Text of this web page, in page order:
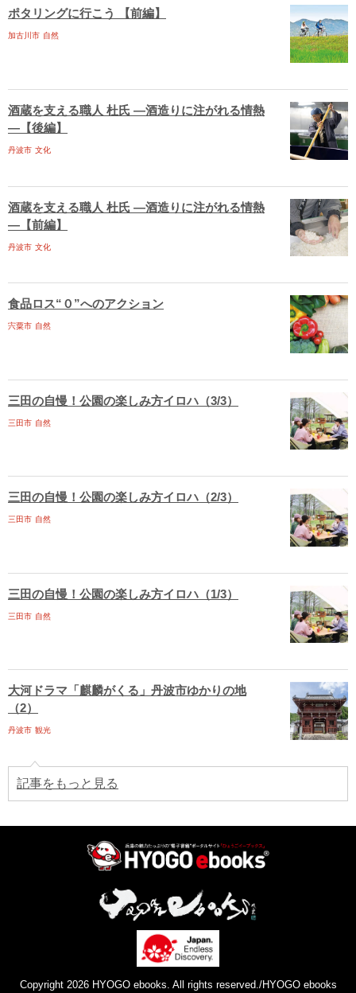
ポタリングに行こう 【前編】
加古川市 自然
酒蔵を支える職人 杜氏 ―酒造りに注がれる情熱
―【後編】
丹波市 文化
酒蔵を支える職人 杜氏 ―酒造りに注がれる情熱
―【前編】
丹波市 文化
食品ロス“０”へのアクション
宍粟市 自然
三田の自慢！公園の楽しみ方イロハ（3/3）
三田市 自然
三田の自慢！公園の楽しみ方イロハ（2/3）
三田市 自然
三田の自慢！公園の楽しみ方イロハ（1/3）
三田市 自然
大河ドラマ「麒麟がくる」丹波市ゆかりの地
（2）
丹波市 観光
記事をもっと見る
Copyright 2026 HYOGO ebooks. All rights reserved./HYOGO ebooks